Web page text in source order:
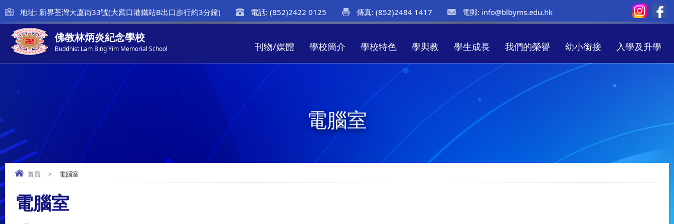
地址: 新界荃灣大廈街33號(大窩口港鐵站B出口步行約3分鐘) 電話: (852)2422 0125 傳真: (852)2484 1417 電郵: info@blbyms.edu.hk
佛教林炳炎紀念學校
Buddhist Lam Bing Yim Memorial School 刊物/媒體 學校簡介 學校特色 學與教 學生成長 我們的榮譽 幼小銜接 入學及升學
電腦室
首頁 > 電腦室
電腦室